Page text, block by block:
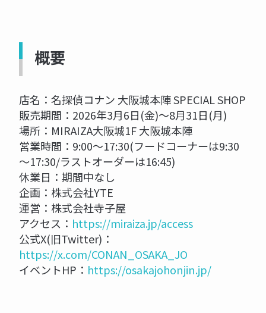
概要
店名：名探偵コナン 大阪城本陣 SPECIAL SHOP
販売期間：2026年3月6日(金)～8月31日(月)
場所：MIRAIZA大阪城1F 大阪城本陣
営業時間：9:00～17:30(フードコーナーは9:30
～17:30/ラストオーダーは16:45)
休業日：期間中なし
企画：株式会社YTE
運営：株式会社寺子屋
アクセス： https://miraiza.jp/access
公式X(旧Twitter)：
https://x.com/CONAN_OSAKA_JO
イベントHP： https://osakajohonjin.jp/